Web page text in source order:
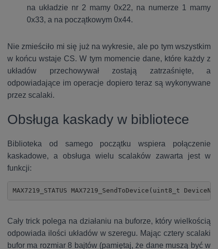
na układzie nr 2 mamy 0x22, na numerze 1 mamy
0x33, a na początkowym 0x44.
Nie zmieściło mi się już na wykresie, ale po tym wszystkim
w końcu wstaje CS. W tym momencie dane, które każdy z
układów przechowywał zostają zatrzaśnięte, a
odpowiadające im operacje dopiero teraz są wykonywane
przez scalaki.
Obsługa kaskady w bibliotece
Biblioteka od samego początku wspiera połączenie
kaskadowe, a obsługa wielu scalaków zawarta jest w
funkcji:
MAX7219_STATUS MAX7219_SendToDevice(uint8_t
Cały trick polega na działaniu na buforze, który wielkością
odpowiada ilości układów w szeregu. Mając cztery scalaki
bufor ma rozmiar 8 bajtów (pamiętaj, że dane muszą być w